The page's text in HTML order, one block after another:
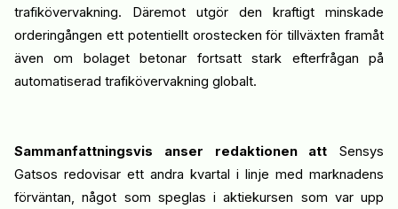
trafikövervakning.
Däremot utgör den kraftigt minskade
orderingången ett potentiellt orostecken för tillväxten framåt
även om bolaget betonar fortsatt stark efterfrågan på
automatiserad trafikövervakning globalt.
Sammanfattningsvis anser redaktionen att
Sensys
Gatsos redovisar ett andra kvartal i linje med marknadens
förväntan, något som speglas i aktiekursen som var upp